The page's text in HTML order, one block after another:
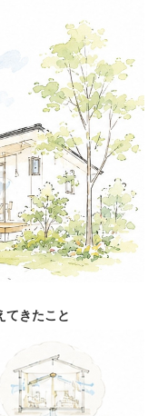
てきたこと